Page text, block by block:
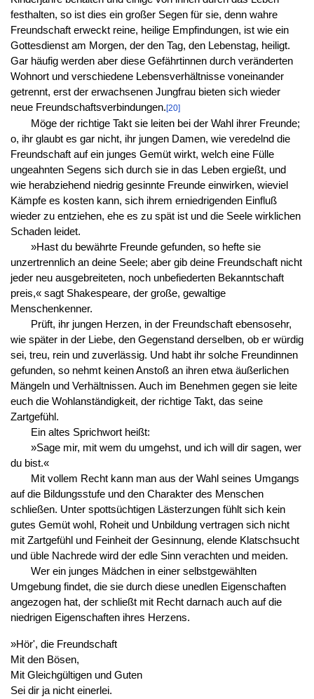
festhalten, so ist dies ein großer Segen für sie, denn wahre
Freundschaft erweckt reine, heilige Empfindungen, ist wie ein
Gottesdienst am Morgen, der den Tag, den Lebenstag, heiligt.
Gar häufig werden aber diese Gefährtinnen durch veränderten
Wohnort und verschiedene Lebensverhältnisse voneinander
getrennt, erst der erwachsenen Jungfrau bieten sich wieder
neue Freundschaftsverbindungen.[20]
Möge der richtige Takt sie leiten bei der Wahl ihrer Freunde;
o, ihr glaubt es gar nicht, ihr jungen Damen, wie veredelnd die
Freundschaft auf ein junges Gemüt wirkt, welch eine Fülle
ungeahnten Segens sich durch sie in das Leben ergießt, und
wie herabziehend niedrig gesinnte Freunde einwirken, wieviel
Kämpfe es kosten kann, sich ihrem erniedrigenden Einfluß
wieder zu entziehen, ehe es zu spät ist und die Seele wirklichen
Schaden leidet.
»Hast du bewährte Freunde gefunden, so hefte sie
unzertrennlich an deine Seele; aber gib deine Freundschaft nicht
jeder neu ausgebreiteten, noch unbefiederten Bekanntschaft
preis,« sagt Shakespeare, der große, gewaltige
Menschenkenner.
Prüft, ihr jungen Herzen, in der Freundschaft ebensosehr,
wie später in der Liebe, den Gegenstand derselben, ob er würdig
sei, treu, rein und zuverlässig. Und habt ihr solche Freundinnen
gefunden, so nehmt keinen Anstoß an ihren etwa äußerlichen
Mängeln und Verhältnissen. Auch im Benehmen gegen sie leite
euch die Wohlanständigkeit, der richtige Takt, das seine
Zartgefühl.
Ein altes Sprichwort heißt:
»Sage mir, mit wem du umgehst, und ich will dir sagen, wer
du bist.«
Mit vollem Recht kann man aus der Wahl seines Umgangs
auf die Bildungsstufe und den Charakter des Menschen
schließen. Unter spottsüchtigen Lästerzungen fühlt sich kein
gutes Gemüt wohl, Roheit und Unbildung vertragen sich nicht
mit Zartgefühl und Feinheit der Gesinnung, elende Klatschsucht
und üble Nachrede wird der edle Sinn verachten und meiden.
Wer ein junges Mädchen in einer selbstgewählten
Umgebung findet, die sie durch diese unedlen Eigenschaften
angezogen hat, der schließt mit Recht darnach auch auf die
niedrigen Eigenschaften ihres Herzens.
»Hör', die Freundschaft
Mit den Bösen,
Mit Gleichgültigen und Guten
Sei dir ja nicht einerlei.